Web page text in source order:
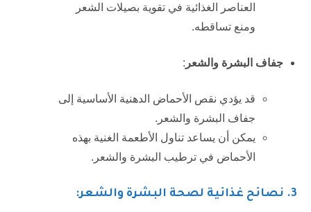
العناصر الغذائية في تقوية بصيلات الشعر
ومنع تساقطه.
جفاف البشرة والشعر :
قد يؤدي نقص الأحماض الدهنية الأساسية إلى
جفاف البشرة والشعر.
يمكن أن يساعد تناول الأطعمة الغنية بهذه
الأحماض في ترطيب البشرة والشعر.
3. نصائح غذائية لصحة البشرة والشعر: